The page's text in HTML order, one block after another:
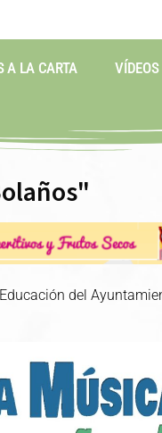
A LA CARTA
del